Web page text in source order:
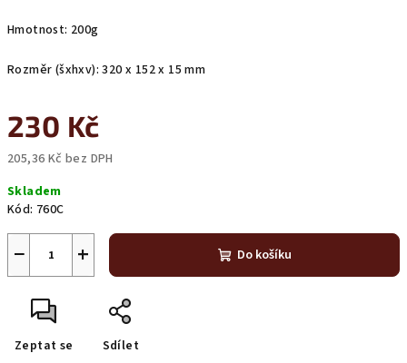
Hmotnost: 200g
Rozměr (šxhxv): 320 x 152 x 15 mm
230 Kč
205,36 Kč bez DPH
cena:
Skladem
Kód: 760C
+
− Do košíku
Zeptat se Sdílet